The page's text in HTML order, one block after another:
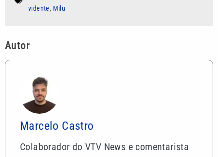
vidente, Milu
Autor
Marcelo Castro
Colaborador do VTV News e comentarista